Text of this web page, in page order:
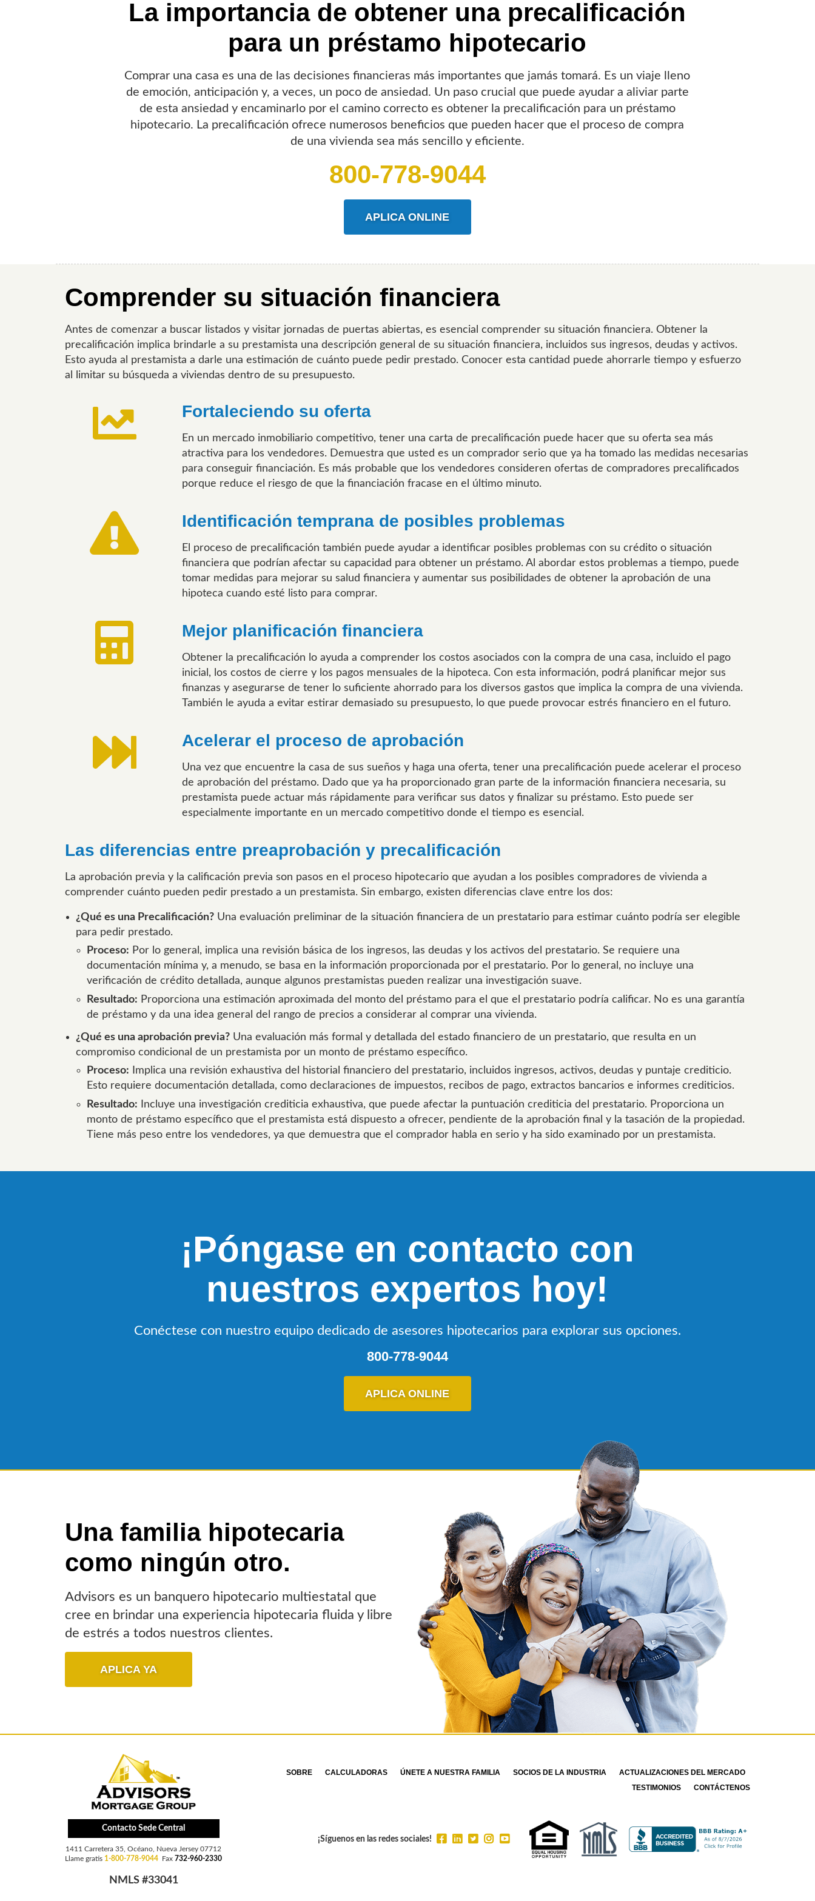
La importancia de obtener una precalificación
para un préstamo hipotecario
Comprar una casa es una de las decisiones financieras más importantes que jamás tomará. Es un viaje lleno
de emoción, anticipación y, a veces, un poco de ansiedad. Un paso crucial que puede ayudar a aliviar parte
de esta ansiedad y encaminarlo por el camino correcto es obtener la precalificación para un préstamo
hipotecario. La precalificación ofrece numerosos beneficios que pueden hacer que el proceso de compra
de una vivienda sea más sencillo y eficiente.
800-778-9044
APLICA ONLINE
Comprender su situación financiera
Antes de comenzar a buscar listados y visitar jornadas de puertas abiertas, es esencial comprender su situación financiera. Obtener la
precalificación implica brindarle a su prestamista una descripción general de su situación financiera, incluidos sus ingresos, deudas y activos.
Esto ayuda al prestamista a darle una estimación de cuánto puede pedir prestado. Conocer esta cantidad puede ahorrarle tiempo y esfuerzo
al limitar su búsqueda a viviendas dentro de su presupuesto.
Fortaleciendo su oferta
En un mercado inmobiliario competitivo, tener una carta de precalificación puede hacer que su oferta sea más
atractiva para los vendedores. Demuestra que usted es un comprador serio que ya ha tomado las medidas necesarias
para conseguir financiación. Es más probable que los vendedores consideren ofertas de compradores precalificados
porque reduce el riesgo de que la financiación fracase en el último minuto.
Identificación temprana de posibles problemas
El proceso de precalificación también puede ayudar a identificar posibles problemas con su crédito o situación
financiera que podrían afectar su capacidad para obtener un préstamo. Al abordar estos problemas a tiempo, puede
tomar medidas para mejorar su salud financiera y aumentar sus posibilidades de obtener la aprobación de una
hipoteca cuando esté listo para comprar.
Mejor planificación financiera
Obtener la precalificación lo ayuda a comprender los costos asociados con la compra de una casa, incluido el pago
inicial, los costos de cierre y los pagos mensuales de la hipoteca. Con esta información, podrá planificar mejor sus
finanzas y asegurarse de tener lo suficiente ahorrado para los diversos gastos que implica la compra de una vivienda.
También le ayuda a evitar estirar demasiado su presupuesto, lo que puede provocar estrés financiero en el futuro.
Acelerar el proceso de aprobación
Una vez que encuentre la casa de sus sueños y haga una oferta, tener una precalificación puede acelerar el proceso
de aprobación del préstamo. Dado que ya ha proporcionado gran parte de la información financiera necesaria, su
prestamista puede actuar más rápidamente para verificar sus datos y finalizar su préstamo. Esto puede ser
especialmente importante en un mercado competitivo donde el tiempo es esencial.
Las diferencias entre preaprobación y precalificación
La aprobación previa y la calificación previa son pasos en el proceso hipotecario que ayudan a los posibles compradores de vivienda a
comprender cuánto pueden pedir prestado a un prestamista. Sin embargo, existen diferencias clave entre los dos:
¿Qué es una Precalificación? Una evaluación preliminar de la situación financiera de un prestatario para estimar cuánto podría ser elegible
para pedir prestado.
Proceso: Por lo general, implica una revisión básica de los ingresos, las deudas y los activos del prestatario. Se requiere una
documentación mínima y, a menudo, se basa en la información proporcionada por el prestatario. Por lo general, no incluye una
verificación de crédito detallada, aunque algunos prestamistas pueden realizar una investigación suave.
Resultado: Proporciona una estimación aproximada del monto del préstamo para el que el prestatario podría calificar. No es una garantía
de préstamo y da una idea general del rango de precios a considerar al comprar una vivienda.
¿Qué es una aprobación previa? Una evaluación más formal y detallada del estado financiero de un prestatario, que resulta en un
compromiso condicional de un prestamista por un monto de préstamo específico.
Proceso: Implica una revisión exhaustiva del historial financiero del prestatario, incluidos ingresos, activos, deudas y puntaje crediticio.
Esto requiere documentación detallada, como declaraciones de impuestos, recibos de pago, extractos bancarios e informes crediticios.
Resultado: Incluye una investigación crediticia exhaustiva, que puede afectar la puntuación crediticia del prestatario. Proporciona un
monto de préstamo específico que el prestamista está dispuesto a ofrecer, pendiente de la aprobación final y la tasación de la propiedad.
Tiene más peso entre los vendedores, ya que demuestra que el comprador habla en serio y ha sido examinado por un prestamista.
¡Póngase en contacto con
nuestros expertos hoy!
Conéctese con nuestro equipo dedicado de asesores hipotecarios para explorar sus opciones.
800-778-9044
APLICA ONLINE
Una familia hipotecaria
como ningún otro.
Advisors es un banquero hipotecario multiestatal que
cree en brindar una experiencia hipotecaria fluida y libre
de estrés a todos nuestros clientes.
APLICA YA
Contacto Sede Central
1411 Carretera 35, Océano, Nueva Jersey 07712
Llame gratis 1-800-778-9044 Fax 732-960-2330
NMLS #33041
SOBRE CALCULADORAS ÚNETE A NUESTRA FAMILIA SOCIOS DE LA INDUSTRIA
ACTUALIZACIONES DEL MERCADO
TESTIMONIOS
CONTÁCTENOS
¡Síguenos en las redes sociales!